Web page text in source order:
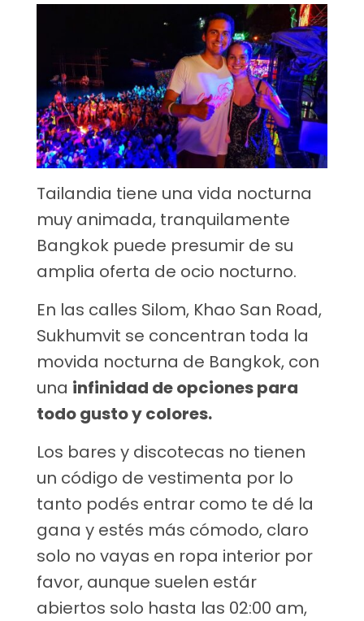
Tailandia tiene una vida nocturna
muy animada, tranquilamente
Bangkok puede presumir de su
amplia oferta de ocio nocturno.
En las calles Silom, Khao San Road,
Sukhumvit se concentran toda la
movida nocturna de Bangkok, con
una infinidad de opciones para
todo gusto y colores.
Los bares y discotecas no tienen
un código de vestimenta por lo
tanto podés entrar como te dé la
gana y estés más cómodo, claro
solo no vayas en ropa interior por
favor, aunque suelen estár
abiertos solo hasta las 02:00 am,